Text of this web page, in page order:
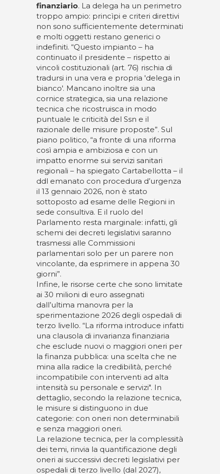
finanziario. La delega ha un perimetro
troppo ampio: princìpi e criteri direttivi
non sono sufficientemente determinati
e molti oggetti restano generici o
indefiniti. “Questo impianto – ha
continuato il presidente – rispetto ai
vincoli costituzionali (art. 76) rischia di
tradursi in una vera e propria 'delega in
bianco'. Mancano inoltre sia una
cornice strategica, sia una relazione
tecnica che ricostruisca in modo
puntuale le criticità del Ssn e il
razionale delle misure proposte”. Sul
piano politico, “a fronte di una riforma
così ampia e ambiziosa e con un
impatto enorme sui servizi sanitari
regionali – ha spiegato Cartabellotta – il
ddl emanato con procedura d’urgenza
il 13 gennaio 2026, non è stato
sottoposto ad esame delle Regioni in
sede consultiva. E il ruolo del
Parlamento resta marginale: infatti, gli
schemi dei decreti legislativi saranno
trasmessi alle Commissioni
parlamentari solo per un parere non
vincolante, da esprimere in appena 30
giorni”.
Infine, le risorse certe che sono limitate
ai 30 milioni di euro assegnati
dall’ultima manovra per la
sperimentazione 2026 degli ospedali di
terzo livello. “La riforma introduce infatti
una clausola di invarianza finanziaria
che esclude nuovi o maggiori oneri per
la finanza pubblica: una scelta che ne
mina alla radice la credibilità, perché
incompatibile con interventi ad alta
intensità su personale e servizi". In
dettaglio, secondo la relazione tecnica,
le misure si distinguono in due
categorie: con oneri non determinabili
e senza maggiori oneri.
La relazione tecnica, per la complessità
dei temi, rinvia la quantificazione degli
oneri ai successivi decreti legislativi per
ospedali di terzo livello (dal 2027),